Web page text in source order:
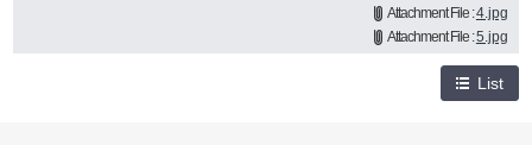
Attachment File :4.jpg
Attachment File :5.jpg
List